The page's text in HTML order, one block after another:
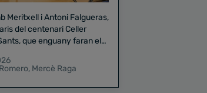
Meritxell i Antoni Falgueras,
del centenari Celler
que enguany faran el
, Mercè Raga